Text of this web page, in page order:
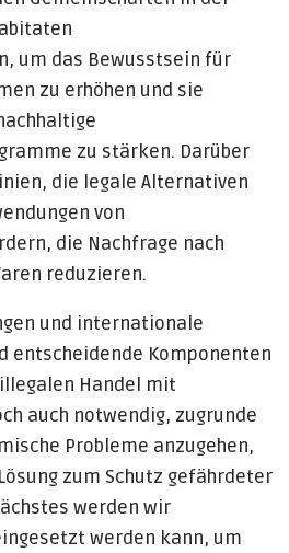
um das Bewusstsein für
zu erhöhen und sie
zu stärken. Darüber
die legale Alternativen
von
die Nachfrage nach
reduzieren.
und internationale
entscheidende Komponenten
Handel mit
auch notwendig, zugrunde
Probleme anzugehen,
zum Schutz gefährdeter
werden wir
werden kann, um